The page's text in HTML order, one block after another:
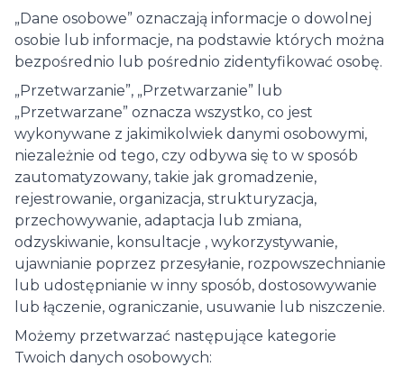
„Dane osobowe” oznaczają informacje o dowolnej
osobie lub informacje, na podstawie których można
bezpośrednio lub pośrednio zidentyfikować osobę.
„Przetwarzanie”, „Przetwarzanie” lub
„Przetwarzane” oznacza wszystko, co jest
wykonywane z jakimikolwiek danymi osobowymi,
niezależnie od tego, czy odbywa się to w sposób
zautomatyzowany, takie jak gromadzenie,
rejestrowanie, organizacja, strukturyzacja,
przechowywanie, adaptacja lub zmiana,
odzyskiwanie, konsultacje , wykorzystywanie,
ujawnianie poprzez przesyłanie, rozpowszechnianie
lub udostępnianie w inny sposób, dostosowywanie
lub łączenie, ograniczanie, usuwanie lub niszczenie.
Możemy przetwarzać następujące kategorie
Twoich danych osobowych: